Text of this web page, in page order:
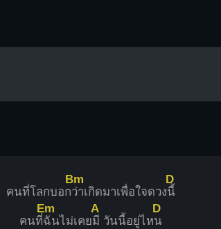
คนที่โลกบอก
Bm
ว่าเกิดมาเพื่อใจดวง
D
นี้
คนที่
Em
ฉันไม่เคย
A
มี วันนี้อยู่ไห
D
น